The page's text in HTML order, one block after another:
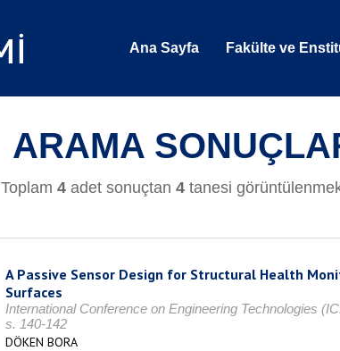
Ana Sayfa Fakülte ve
ARAMA
Toplam 4 adet sonuçtan 4 tanesi
A Passive Sensor Design for Structural Health
Surfaces
International Conference on Engineering Technologies
s. 140-142
DÖKEN BORA